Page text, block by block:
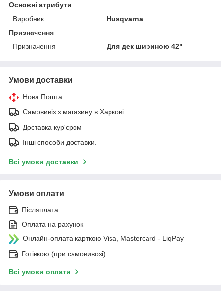
Основні атрибути
Виробник
Husqvarna
Призначення
Призначення
Для дек шириною 42"
Умови доставки
Нова Пошта
Самовивіз з магазину в Харкові
Доставка кур'єром
Інші способи доставки.
Всі умови доставки
Умови оплати
Післяплата
Оплата на рахунок
Онлайн-оплата карткою Visa, Mastercard - LiqPay
Готівкою (при самовивозі)
Всі умови оплати